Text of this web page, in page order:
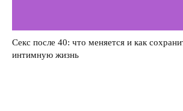
Секс после 40: что меняется и как
интимную жизнь